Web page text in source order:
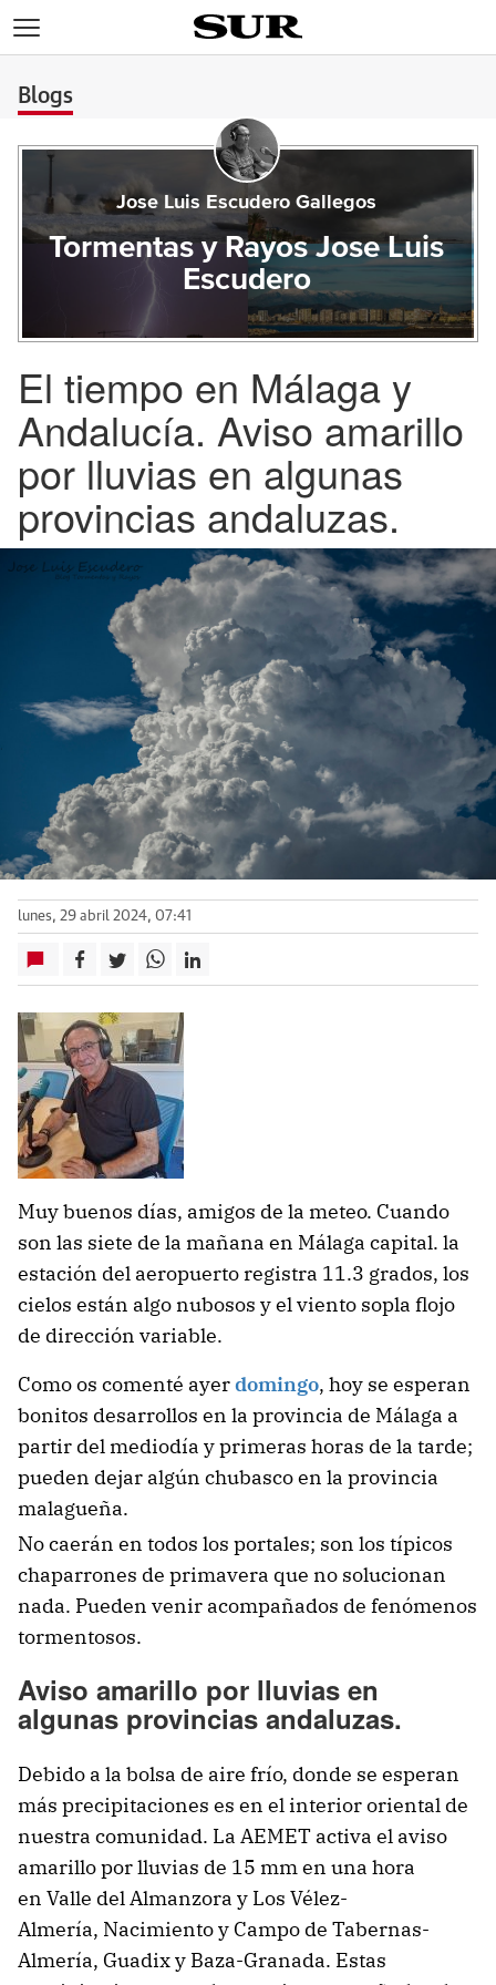
Blogs
Jose Luis Escudero Gallegos
Tormentas y Rayos Jose Luis
Escudero
El tiempo en Málaga y
Andalucía. Aviso amarillo
por lluvias en algunas
provincias andaluzas.
lunes, 29 abril 2024, 07:41
Muy buenos días, amigos de la meteo. Cuando
son las siete de la mañana en Málaga capital. la
estación del aeropuerto registra 11.3 grados, los
cielos están algo nubosos y el viento sopla flojo
de dirección variable.
Como os comenté ayerdomingo, hoy se esperan
bonitos desarrollos en la provincia de Málaga a
partir del mediodía y primeras horas de la tarde;
pueden dejar algún chubasco en la provincia
malagueña.
No caerán en todos los portales; son los típicos
chaparrones de primavera que no solucionan
nada. Pueden venir acompañados de fenómenos
tormentosos.
Aviso amarillo por lluvias en
algunas provincias andaluzas.
Debido a la bolsa de aire frío, donde se esperan
más precipitaciones es en el interior oriental de
nuestra comunidad. La AEMET activa el aviso
amarillo por lluvias de 15 mm en una hora
en Valle del Almanzora y Los Vélez-
Almería, Nacimiento y Campo de Tabernas-
Almería, Guadix y Baza-Granada. Estas